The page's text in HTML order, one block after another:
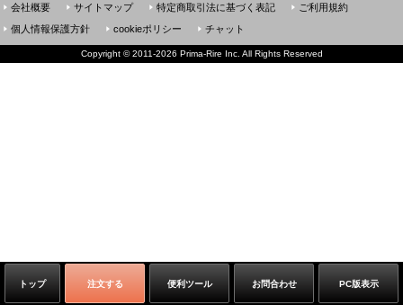
トップ 注文する 便利ツール お問合わせ PC版表示
会社概要 サイトマップ 特定商取引法に基づく表記
ご利用規約
個人情報保護方針
cookieポリシー チャット
Copyright ©2011-2026 Prima-Rire Inc. All Rights Reserved